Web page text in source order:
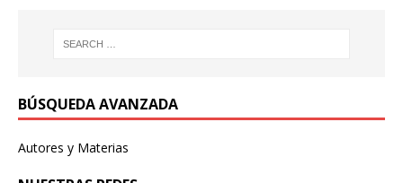
BÚSQUEDA AVANZADA
Autores y Materias